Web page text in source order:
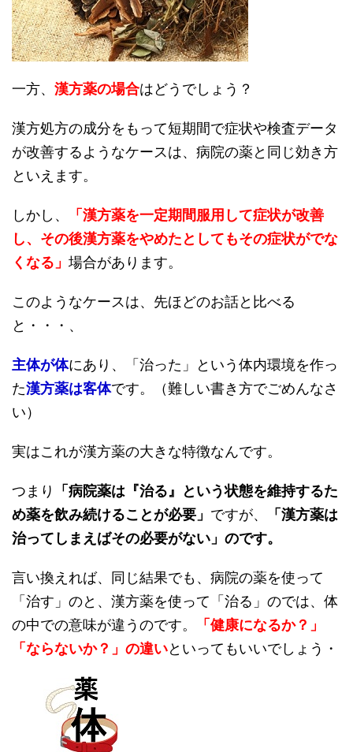
一方、 漢方薬の場合はどうでしょう？
漢方処方の成分をもって短期間で症状や検査データ
が改善するようなケースは、病院の薬と同じ効き方
といえます。
しかし、
「漢方薬を一定期間服用して症状が改善
し、その後漢方薬をやめたとしてもその症状がでな
くなる」 場合があります。
このようなケースは、先ほどのお話と比べる
と・・・、
主体が体にあり、「治った」という体内環境を作っ
た漢方薬は客体です。（難しい書き方でごめんなさ
い）
実はこれが漢方薬の大きな特徴なんです。
つまり
「病院薬は『治る』という状態を維持するた
め薬を飲み続けることが必要」 ですが、
「漢方薬は
治ってしまえばその必要がない」のです。
言い換えれば、同じ結果でも、病院の薬を使って
「治す」のと、漢方薬を使って「治る」のでは、体
の中での意味が違うのです。
「健康になるか？」
「ならないか？」の違いといってもいいでしょう・